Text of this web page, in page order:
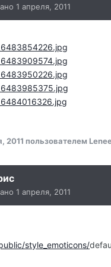
1 апреля, 2011
2011 пользователем
1 апреля, 2011
style_emoticons/